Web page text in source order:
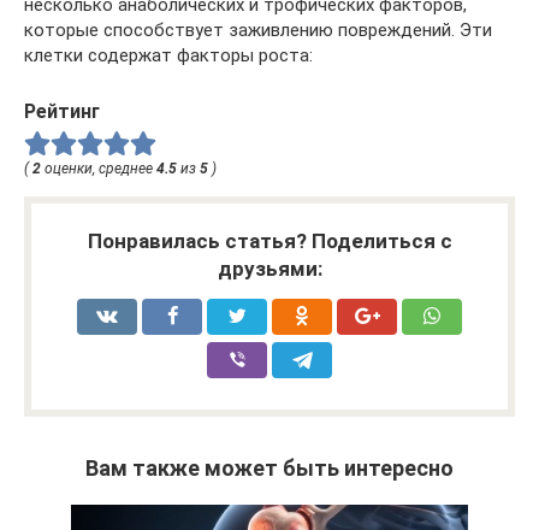
несколько анаболических и трофических факторов,
которые способствует заживлению повреждений. Эти
клетки содержат факторы роста:
Рейтинг
( 2 оценки, среднее 4.5 из 5 )
Понравилась статья? Поделиться с
друзьями:
Вам также может быть интересно